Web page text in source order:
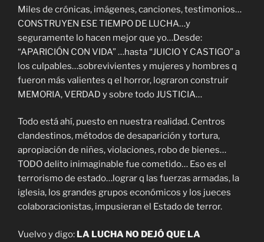
Miles de crónicas, imágenes, canciones, testimonios…
CONSTRUYEN ESE TIEMPO DE LUCHA…y
seguramente lo hacen mejor que yo…Desde:
“APARICIÓN CON VIDA” …hasta “JUICIO Y CASTIGO” a
los culpables…sobrevivientes y mujeres y hombres q
fueron más valientes q el horror, lograron construir
MEMORIA, VERDAD y sobre todo JUSTICIA…
Todo está ahí, puesto en nuestra realidad. Centros
clandestinos, métodos de desaparición y tortura,
apropiación de niñes, violaciones, robo de bienes…
TODO delito inimaginable fue cometido… Eso es el
terrorismo de estado…lograr q las fuerzas armadas, la
iglesia, los grandes grupos económicos y los jueces
colaboracionistas, impusieran el Estado de terror.
Vuelvo y digo: LA LUCHA NO DEJÓ QUE LA